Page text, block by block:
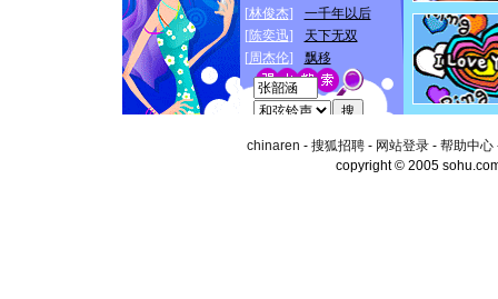
chinaren - 搜狐招聘- 网站登录- 帮助中心
copyright © 2005